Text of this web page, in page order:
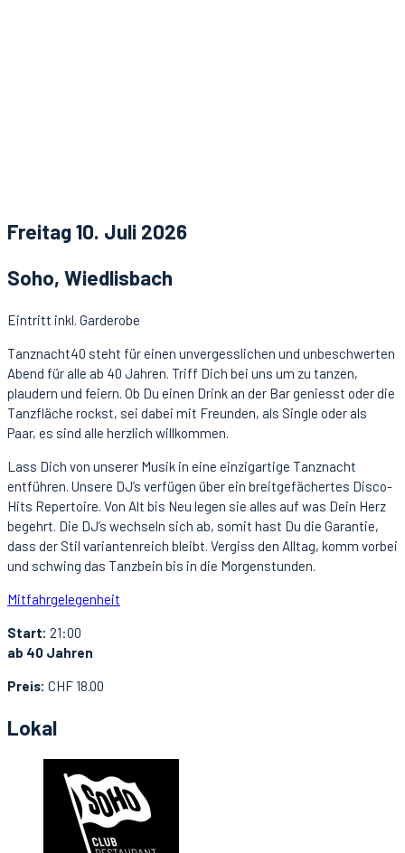
Freitag 10. Juli 2026
Soho, Wiedlisbach
Eintritt inkl. Garderobe
Tanznacht40 steht für einen unvergesslichen und unbeschwerten
Abend für alle ab 40 Jahren. Triff Dich bei uns um zu tanzen,
plaudern und feiern. Ob Du einen Drink an der Bar geniesst oder die
Tanzfläche rockst, sei dabei mit Freunden, als Single oder als
Paar, es sind alle herzlich willkommen.
Lass Dich von unserer Musik in eine einzigartige Tanznacht
entführen. Unsere DJ’s verfügen über ein breitgefächertes Disco-
Hits Repertoire. Von Alt bis Neu legen sie alles auf was Dein Herz
begehrt. Die DJ’s wechseln sich ab, somit hast Du die Garantie,
dass der Stil variantenreich bleibt. Vergiss den Alltag, komm vorbei
und schwing das Tanzbein bis in die Morgenstunden.
Mitfahrgelegenheit
Start: 21:00
ab 40 Jahren
Preis: CHF 18.00
Lokal